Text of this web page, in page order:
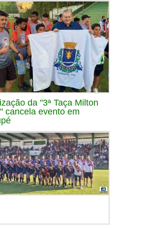
da "3ª Taça Milton
cancela evento em